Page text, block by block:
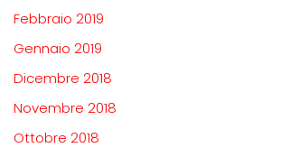
Febbraio 2019
Gennaio 2019
Dicembre 2018
Novembre 2018
Ottobre 2018